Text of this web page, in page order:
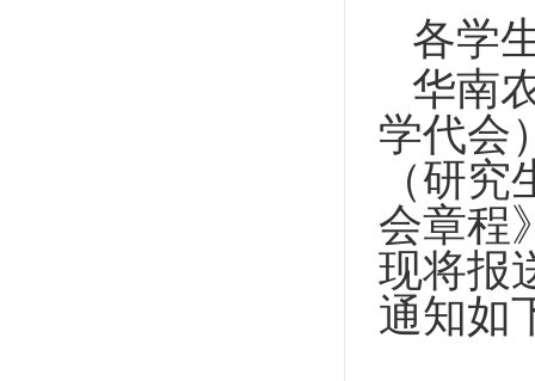
各学
华南
学代会
（研
会章程
现将报
通知如